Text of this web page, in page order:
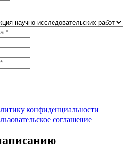
конфиденциальности
соглашение